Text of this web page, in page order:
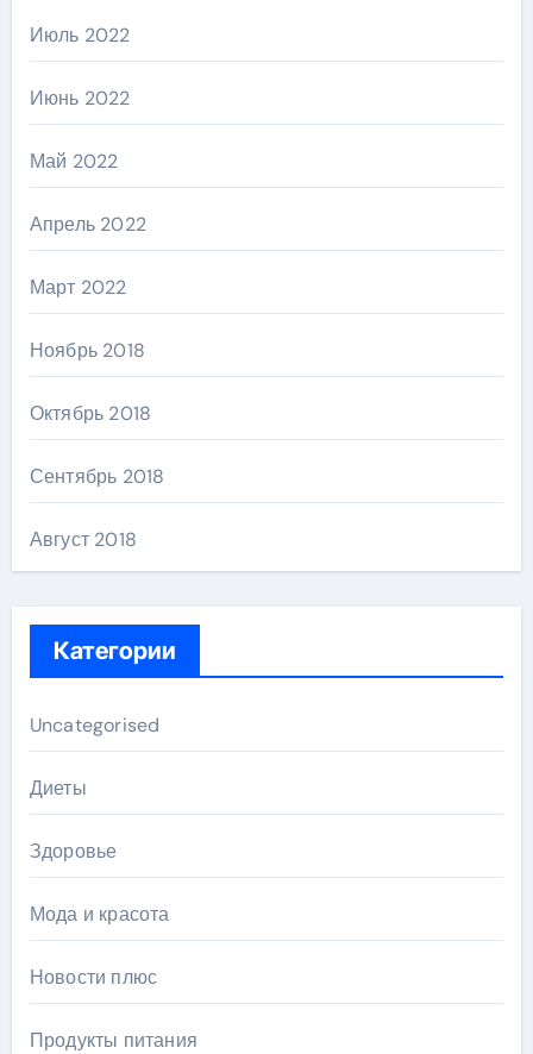
Июль 2022
Июнь 2022
Май 2022
Апрель 2022
Март 2022
Ноябрь 2018
Октябрь 2018
Сентябрь 2018
Август 2018
Категории
Uncategorised
Диеты
Здоровье
Мода и красота
Новости плюс
Продукты питания